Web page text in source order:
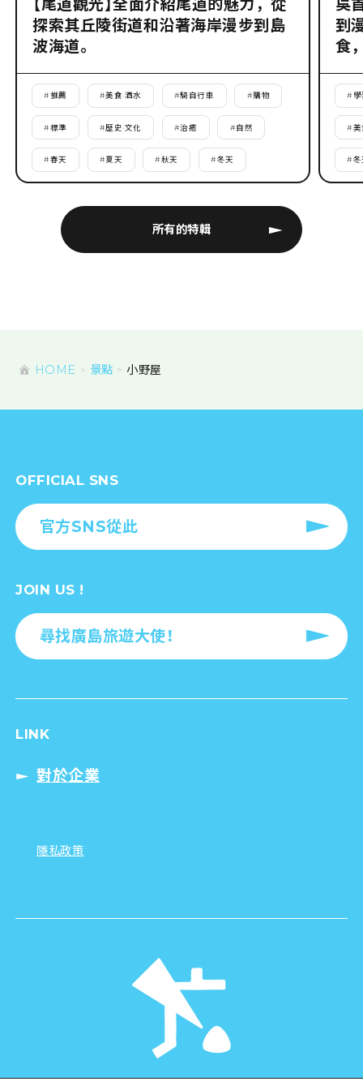
所有的特輯
【尾道觀光】全面介紹尾道的魅力，從
探索其丘陵街道和沿著海岸漫步到島
波海道。
#推薦 #美食·酒水 #騎自行車 #購物
#標準 #歷史·文化 #治癒 #自然
#春天 #夏天 #秋天 #冬天
吳
到
食
# 學
#美
#冬
HOME 景點 小野屋
OFFICIAL SNS
官方SNS從此
JOIN US !
尋找廣島旅遊大使！
LINK
對於企業
隱私政策